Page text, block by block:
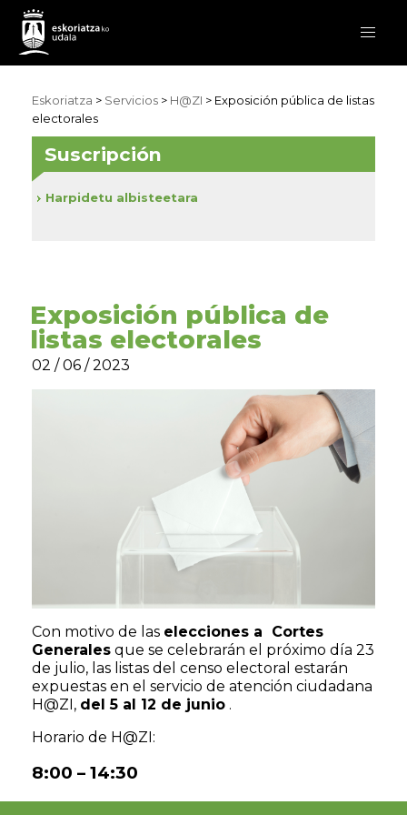
Eskoriatza > Servicios > H@ZI > Exposición pública de listas
electorales
Exposición pública de
listas electorales
02 / 06 / 2023
Con motivo de las elecciones a Cortes
Generales que se celebrarán el próximo día 23
de julio, las listas del censo electoral estarán
expuestas en el servicio de atención ciudadana
H@ZI, del 5 al 12 de junio .
Horario de H@ZI:
8:00 – 14:30
Suscripción
Harpidetu albisteetara